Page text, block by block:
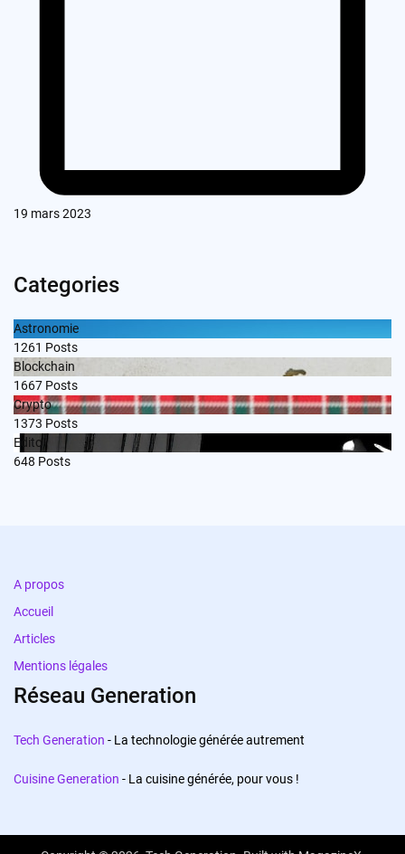
19 mars 2023
Categories
Astronomie
1261 Posts
Blockchain
1667 Posts
Crypto
1373 Posts
Edito
648 Posts
A propos
Accueil
Articles
Mentions légales
Réseau Generation
Tech Generation - La technologie générée autrement
Cuisine Generation - La cuisine générée, pour vous !